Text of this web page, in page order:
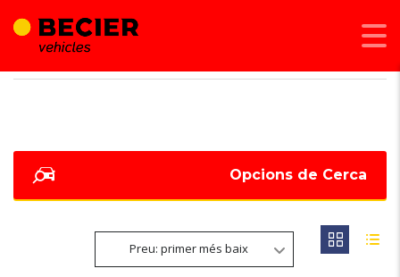
Opcions de Cerca
Preu: primer més baix